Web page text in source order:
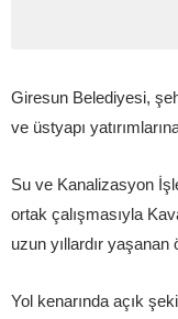
Giresun Belediyesi,
ve üstyapı
Su ve Kanalizasyon
ortak çalışmasıyla
uzun yıllardır
Yol kenarında açık